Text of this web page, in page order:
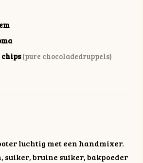
chips(pure chocoladedruppels)
luchtig met een handmixer.
suiker, bruine suiker, bakpoeder